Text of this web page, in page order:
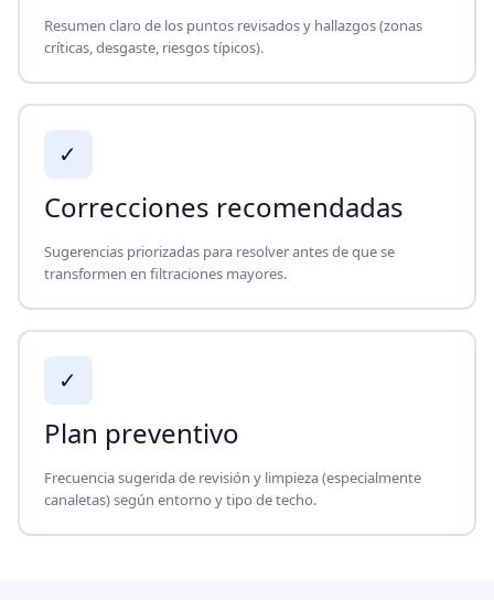
Resumen claro de los puntos revisados y hallazgos (zonas
críticas, desgaste, riesgos típicos).
✓
Correcciones recomendadas
Sugerencias priorizadas para resolver antes de que se
transformen en filtraciones mayores.
✓
Plan preventivo
Frecuencia sugerida de revisión y limpieza (especialmente
canaletas) según entorno y tipo de techo.